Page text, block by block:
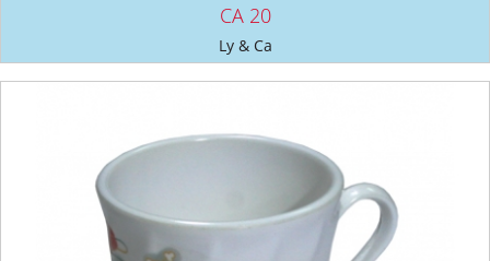
CA 20
Ly & Ca